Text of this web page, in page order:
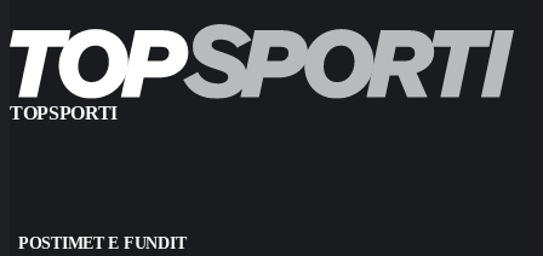
TOPSPORTI
POSTIMET E FUNDIT